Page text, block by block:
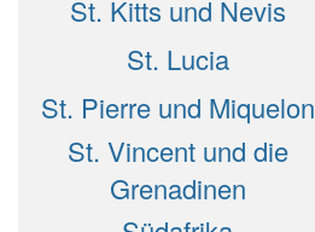
St. Kitts und Nevis
St. Lucia
St. Pierre und Miquelon
St. Vincent und die
Grenadinen